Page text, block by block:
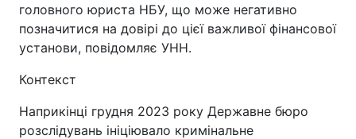
головного юриста НБУ, що може негативно
позначитися на довірі до цієї важливої фінансової
установи, повідомляє УНН.
Контекст
Наприкінці грудня 2023 року Державне бюро
розслідувань ініціювало кримінальне